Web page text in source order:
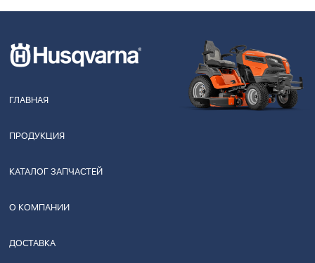
ГЛАВНАЯ
ПРОДУКЦИЯ
КАТАЛОГ ЗАПЧАСТЕЙ
О КОМПАНИИ
ДОСТАВКА